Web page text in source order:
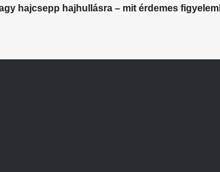
hajcsepp hajhullásra – mit érdemes